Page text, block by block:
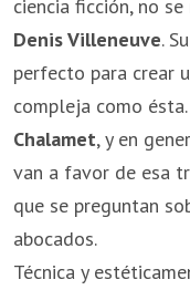
ciencia ficción, no
Denis Villeneuve.
perfecto para crear
compleja como
Chalamet, y en
van a favor de esa
que se preguntan
abocados.
Técnica y